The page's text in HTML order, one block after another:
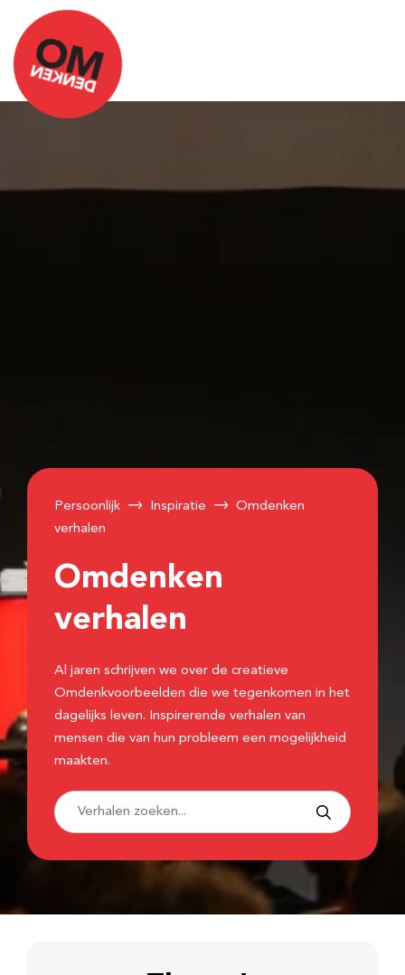
Persoonlijk Inspiratie
Omdenken
verhalen
Omdenken
verhalen
Al jaren schrijven we over de creatieve
Omdenkvoorbeelden die we tegenkomen in het
dagelijks leven. Inspirerende verhalen van
mensen die van hun probleem een mogelijkheid
maakten.